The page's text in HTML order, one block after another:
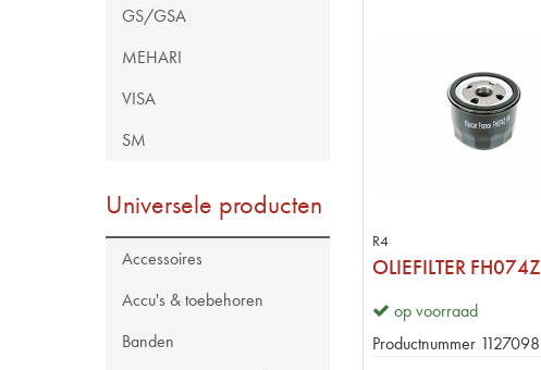
GS/GSA
MEHARI
VISA
SM
Universele producten
Accessoires
Accu's & toebehoren
Banden
R4
OLIEFILTER FH074Z
op voorraad
Productnummer 1127098